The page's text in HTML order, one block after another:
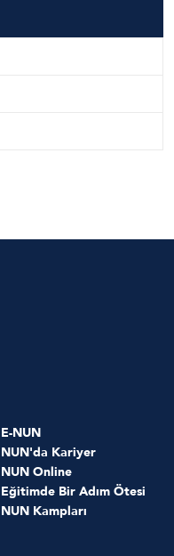
E-NUN
NUN'da Kariyer
NUN Online
Eğitimde Bir Adım Ötesi
NUN Kampları